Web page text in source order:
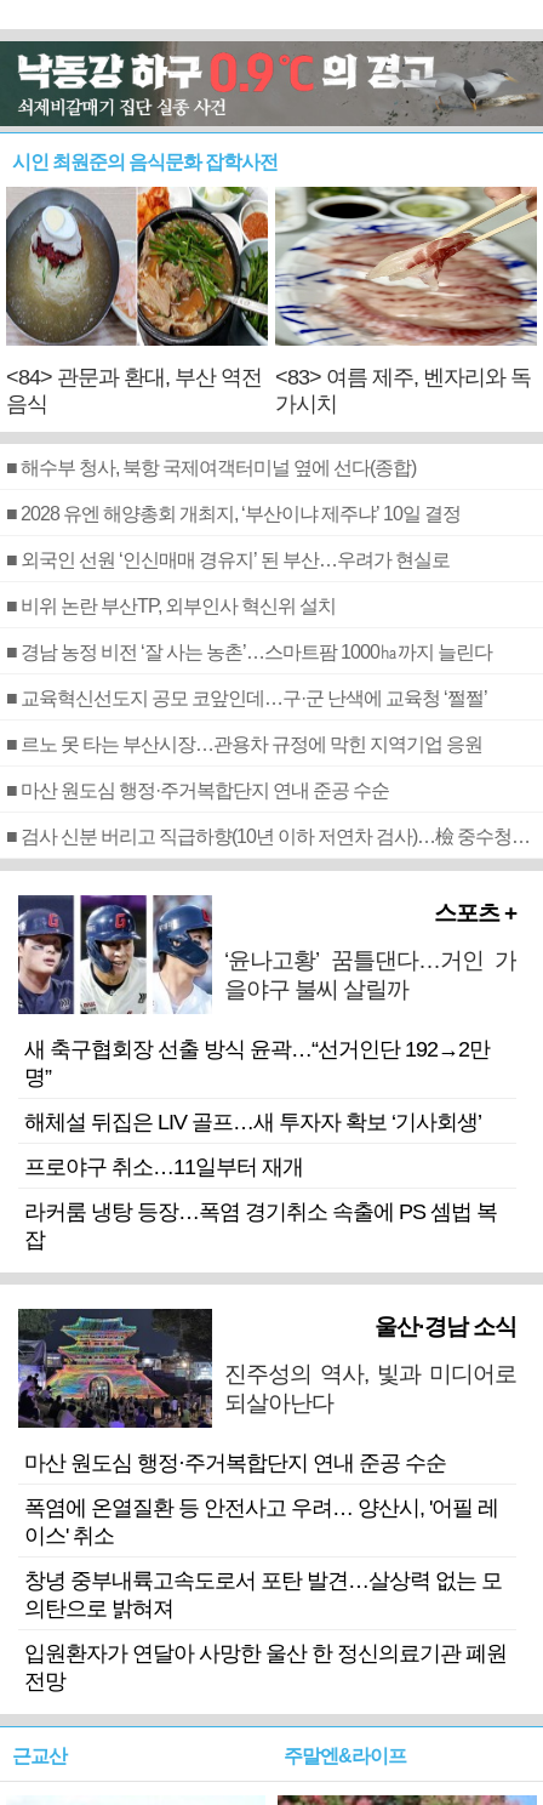
시인 최원준의 음식문화 잡학사전
<84> 관문과 환대, 부산 역전
음식
<83> 여름 제주, 벤자리와 독
가시치
■ 해수부 청사, 북항 국제여객터미널 옆에 선다(종합)
■ 2028 유엔 해양총회 개최지, ‘부산이냐 제주냐’ 10일 결정
■ 외국인 선원 ‘인신매매 경유지’ 된 부산…우려가 현실로
■ 비위 논란 부산TP, 외부인사 혁신위 설치
■ 경남 농정 비전 ‘잘 사는 농촌’…스마트팜 1000㏊까지 늘린다
■ 교육혁신선도지 공모 코앞인데…구·군 난색에 교육청 ‘쩔쩔’
■ 르노 못 타는 부산시장…관용차 규정에 막힌 지역기업 응원
■ 마산 원도심 행정·주거복합단지 연내 준공 수순
■ 검사 신분 버리고 직급하향(10년 이하 저연차 검사)…檢 중수청행 기피
스포츠 +
‘윤나고황’ 꿈틀댄다…거인 가
을야구 불씨 살릴까
새 축구협회장 선출 방식 윤곽…“선거인단 192→2만
명”
해체설 뒤집은 LIV 골프…새 투자자 확보 ‘기사회생’
프로야구 취소…11일부터 재개
라커룸 냉탕 등장…폭염 경기취소 속출에 PS 셈법 복
잡
울산·경남 소식
진주성의 역사, 빛과 미디어로
되살아난다
마산 원도심 행정·주거복합단지 연내 준공 수순
폭염에 온열질환 등 안전사고 우려… 양산시, '어필 레
이스' 취소
창녕 중부내륙고속도로서 포탄 발견…살상력 없는 모
의탄으로 밝혀져
입원환자가 연달아 사망한 울산 한 정신의료기관 폐원
전망
근교산 주말엔&라이프